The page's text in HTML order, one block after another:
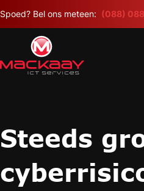
Spoed? Bel ons meteen: (088)
Steeds